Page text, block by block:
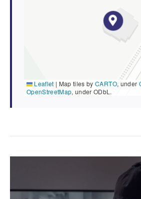
Leaflet | Map tiles byCARTO, under
OpenStreetMap, under ODbL.